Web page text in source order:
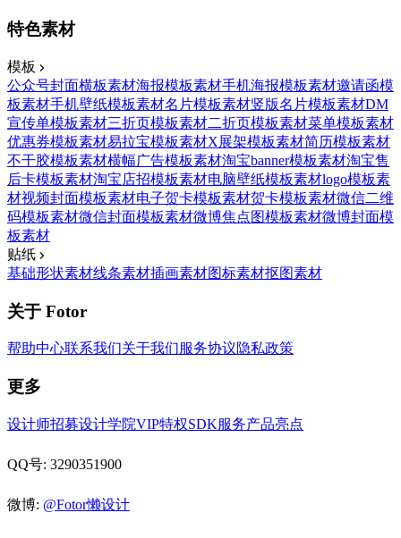
特色素材
模板
公众号封面横板素材海报模板素材手机海报模板素材邀请函模
板素材手机壁纸模板素材名片模板素材竖版名片模板素材DM
宣传单模板素材三折页模板素材二折页模板素材菜单模板素材
优惠券模板素材易拉宝模板素材X展架模板素材简历模板素材
不干胶模板素材横幅广告模板素材淘宝banner模板素材淘宝售
后卡模板素材淘宝店招模板素材电脑壁纸模板素材logo模板素
材视频封面模板素材电子贺卡模板素材贺卡模板素材微信二维
码模板素材微信封面模板素材微博焦点图模板素材微博封面模
板素材
贴纸
基础形状素材线条素材插画素材图标素材抠图素材
关于 Fotor
帮助中心联系我们关于我们服务协议隐私政策
更多
设计师招募设计学院VIP特权SDK服务产品亮点
QQ号: 3290351900
微博: @Fotor懒设计